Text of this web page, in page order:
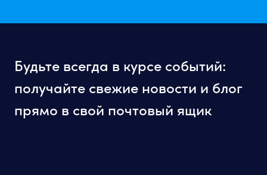
Будьте всегда в курсе событий:
получайте свежие новости и блог
прямо в свой почтовый ящик